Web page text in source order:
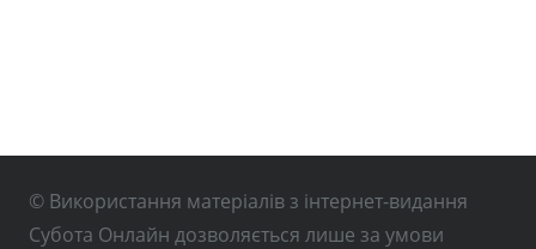
© Використання матеріалів з інтернет-видання
Субота Онлайн дозволяється лише за умови